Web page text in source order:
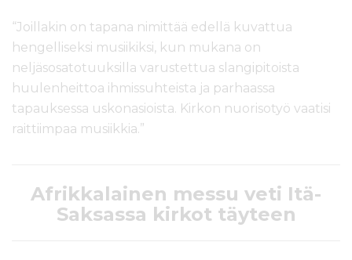
“Joillakin on tapana nimittää edellä kuvattua
hengelliseksi musiikiksi, kun mukana on
neljäsosatotuuksilla varustettua slangipitoista
huulenheittoa ihmissuhteista ja parhaassa
tapauksessa uskonasioista. Kirkon nuorisotyö vaatisi
raittiimpaa musiikkia.”
Afrikkalainen messu veti Itä-
Saksassa kirkot täyteen